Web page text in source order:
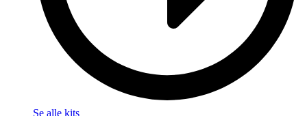
Se alle kits